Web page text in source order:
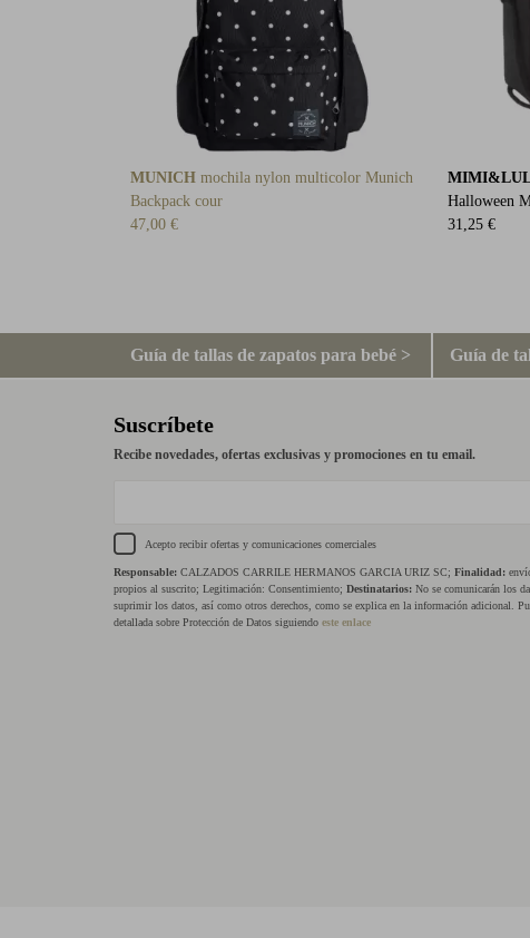
MUNICH mochila nylon multicolor Munich
Backpack cour
47,00 €
Halloween
31,25 €
Guía de tallas de zapatos para bebé > Guía de
Suscríbete
Recibe novedades, ofertas exclusivas y promociones en tu email.
Acepto recibir ofertas y comunicaciones comerciales
Responsable: CALZADOS CARRILE HERMANOS GARCIA URIZ SC; Finalidad:
propios al suscrito; Legitimación: Consentimiento; Destinatarios: No se comunicarán los
suprimir los datos, así como otros derechos, como se explica en la información adicional.
detallada sobre Protección de Datos siguiendo este enlace